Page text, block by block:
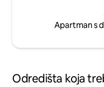
Apartman s
Odredišta koja